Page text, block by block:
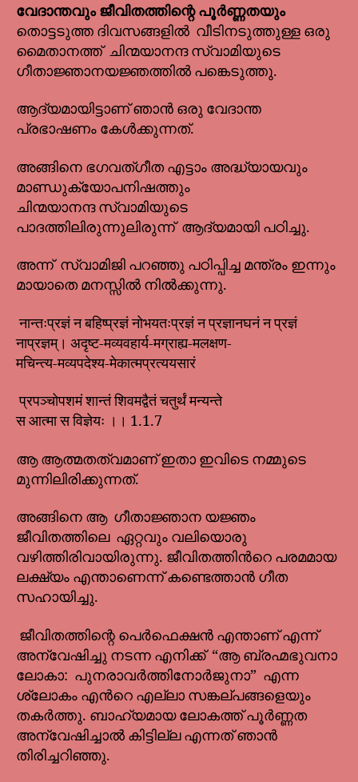
വേദാന്തവും ജീവിതത്തിന്റെ പൂർണ്ണതയും
തൊട്ടടുത്ത ദിവസങ്ങളിൽ വീടിനടുത്തുള്ള ഒരു
മൈതാനത്ത് ചിന്മയാനന്ദ സ്വാമിയുടെ
ഗീതാജ്ഞാനയജ്ഞത്തിൽ പങ്കെടുത്തു.
ആദ്യമായിട്ടാണ് ഞാൻ ഒരു വേദാന്ത
പ്രഭാഷണം കേൾക്കുന്നത്.
അങ്ങിനെ ഭഗവത്ഗീത എട്ടാം അദ്ധ്യായവും
മാണ്ഡുക്യോപനിഷത്തും
ചിന്മയാനന്ദ സ്വാമിയുടെ
പാദത്തിലിരുന്നുലിരുന്ന് ആദ്യമായി പഠിച്ചു.
അന്ന് സ്വാമിജി പറഞ്ഞു പഠിപ്പിച്ച മന്ത്രം ഇന്നും
മായാതെ മനസ്സിൽ നിൽക്കുന്നു.
नान्तःप्रज्ञं न बहिष्प्रज्ञं नोभयतःप्रज्ञं न प्रज्ञानघनं न प्रज्ञं
नाप्रज्ञम्। अदृष्ट-मव्यवहार्य-मग्राह्य-मलक्षण-
मचिन्त्य-मव्यपदेश्य-मेकात्मप्रत्ययसारं
प्रपञ्चोपशमं शान्तं शिवमद्वैतं चतुर्थं मन्यन्ते
स आत्मा स विज्ञेयः ।। 1.1.7
ആ ആത്മതത്വമാണ് ഇതാ ഇവിടെ നമ്മുടെ
മുന്നിലിരിക്കുന്നത്.
അങ്ങിനെ ആ ഗീതാജ്ഞാന യജ്ഞം
ജീവിതത്തിലെ ഏറ്റവും വലിയൊരു
വഴിത്തിരിവായിരുന്നു. ജീവിതത്തിൻറെ പരമമായ
ലക്ഷ്യം എന്താണെന്ന് കണ്ടെത്താൻ ഗീത
സഹായിച്ചു.
ജീവിതത്തിന്റെ പെർഫെക്ഷൻ എന്താണ് എന്ന്
അന്വേഷിച്ചു നടന്ന എനിക്ക് “ആ ബ്രഹ്മഭുവനാ
ലോകാ: പുനരാവർത്തിനോർജുനാ” എന്ന
ശ്ലോകം എൻറെ എല്ലാ സങ്കല്പങ്ങളെയും
തകർത്തു. ബാഹ്യമായ ലോകത്ത് പൂർണ്ണത
അന്വേഷിച്ചാൽ കിട്ടില്ല എന്നത് ഞാൻ
തിരിച്ചറിഞ്ഞു.